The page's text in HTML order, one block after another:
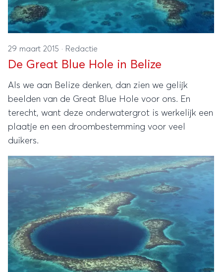
29 maart 2015 · Redactie
De Great Blue Hole in Belize
Als we aan Belize denken, dan zien we gelijk
beelden van de Great Blue Hole voor ons. En
terecht, want deze onderwatergrot is werkelijk een
plaatje en een droombestemming voor veel
duikers.